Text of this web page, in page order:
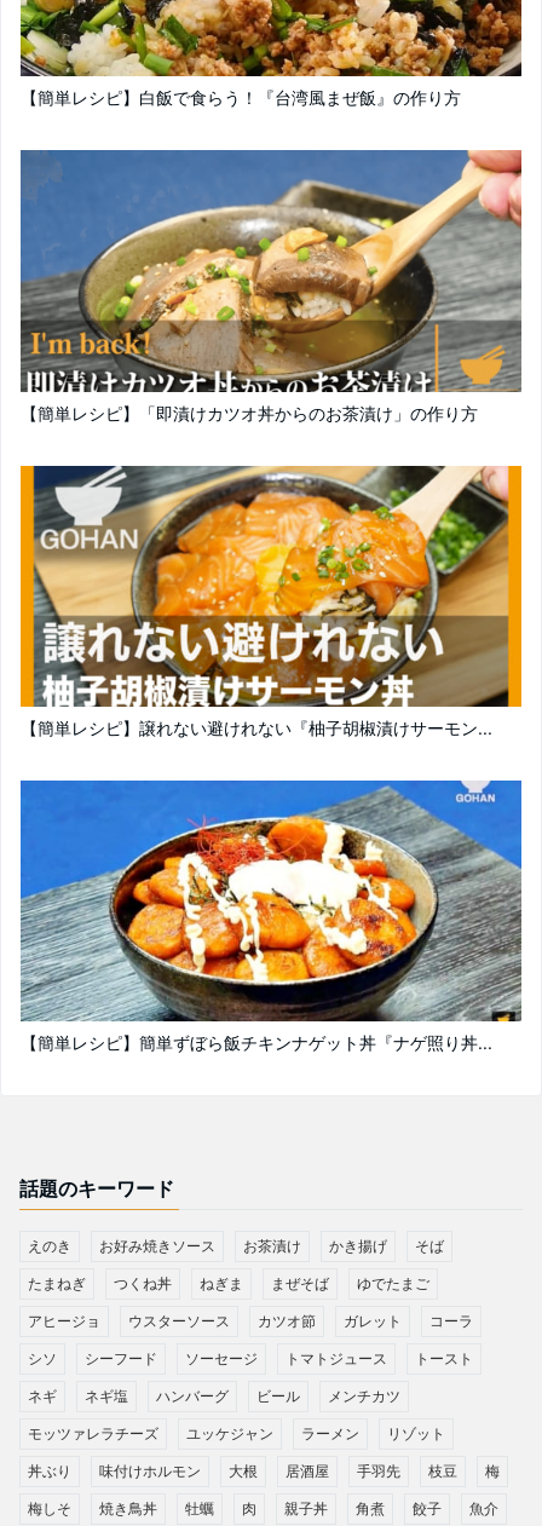
【簡単レシピ】白飯で食らう！『台湾風まぜ飯』の作り方
【簡単レシピ】「即漬けカツオ丼からのお茶漬け」の作り方
【簡単レシピ】譲れない避けれない『柚子胡椒漬けサーモン...
【簡単レシピ】簡単ずぼら飯チキンナゲット丼『ナゲ照り丼...
話題のキーワード
えのき お好み焼きソース お茶漬け かき揚げ そば
たまねぎ つくね丼 ねぎま まぜそば ゆでたまご
アヒージョ ウスターソース カツオ節 ガレット コーラ
シソ シーフード ソーセージ トマトジュース トースト
ネギ ネギ塩 ハンバーグ ビール メンチカツ
モッツァレラチーズ ユッケジャン ラーメン リゾット
丼ぶり 味付けホルモン 大根 居酒屋 手羽先 枝豆 梅
梅しそ 焼き鳥丼 牡蠣 肉 親子丼 角煮 餃子 魚介